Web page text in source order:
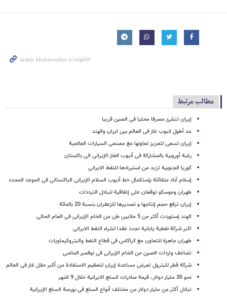
مطالب مرتبط
إیران تنشئ مصرفا محلیا فی الصین قریبا
مد أطول انبوب غاز فی العالم بین ایران والهند
إیران تسعى لتعزیز تعاونها مع مصنعی السیارات العالمیة
رغبة أوروبیة بالمشارکة فی أنبوب الغاز الإیرانی الى باکستان
کوریا الجنوبیة تزید من استیرادها للنفط الایرانی
إسلام آباد متفائلة بإستکمال خط أنبوب السلام الإیرانی الباکستانی فی الموعد المحدد
طهران وموسکو توقعان علی إتفاقیة لتبادل الترددات
إیران ترفع حجم إنتاجها و تصدیرها للزعفران بنسبة 20 بالمائة
الهند إستوردت أکثر من 5 ملایین طن من الخام الإیرانی فی العام الحالی
اکبر شرکة نفطیة یابانیة تجدد عقدا لشراء النفط الایرانی
طهران جاهزة للتعاون مع کراکاس فی قطاع النفط والبتروکیماویات
تضاعف واردات الصین من الخام الإیرانی فی نوفمبر الماضی
شرکة قطر للبترول تعرض مساعدة إیران لتعظیم الاستفادة من أکبر حقل غاز فی العالم
نحو 30 ملیار دولار، قیمة صادرات السلع الایرانیة خلال 9 اشهر
تبادل أکثر من ملیار دولار من مختلف أنواع السلع فی بورصة السلع الإیرانیة